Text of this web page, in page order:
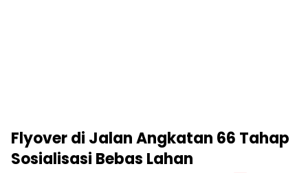
Flyover di Jalan Angkatan 66 Tahap
Sosialisasi Bebas Lahan